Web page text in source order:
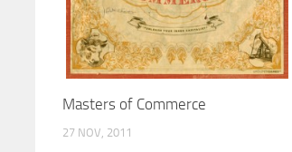
Masters of Commerce
27 NOV, 2011